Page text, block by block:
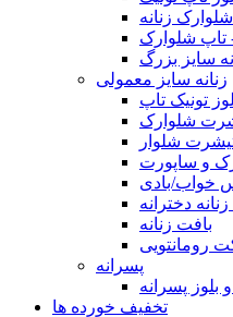
زنانه
شلوارک
سایز بزرگ
زنانه سایز معمولی
تونیک تاپ
شلوارک
شلوار
و ساپورت
خواب/بادی
دخترانه
بافت زنانه
رومانتویی
پسرانه
بلوز پسرانه
تخفیف خورده ها